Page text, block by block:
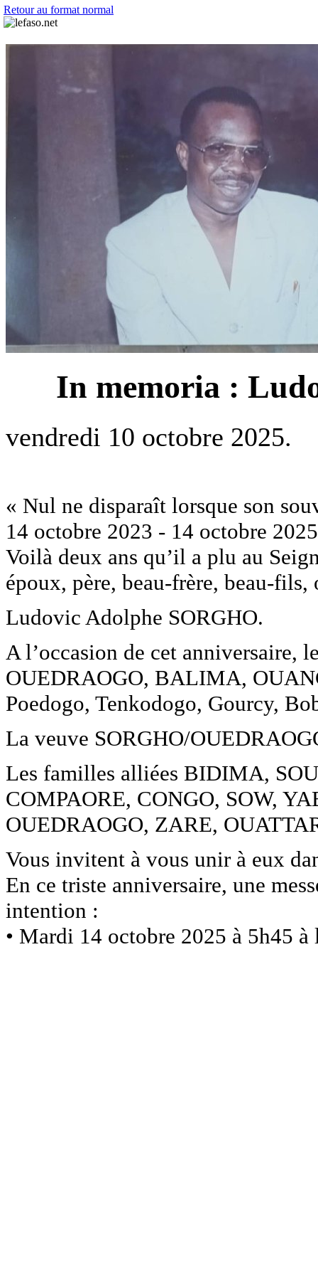
Retour au format normal
In memoria :
vendredi 10 octobre 2025.
« Nul ne disparaît lorsque son
14 octobre 2023 - 14 octobre 2025
Voilà deux ans qu’il a plu au
époux, père, beau-frère, beau-
Ludovic Adolphe SORGHO.
A l’occasion de cet anniversaire,
OUEDRAOGO, BALIMA,
Poedogo, Tenkodogo, Gourcy,
La veuve SORGHO/
Les familles alliées BIDIMA,
COMPAORE, CONGO, SOW,
OUEDRAOGO, ZARE,
Vous invitent à vous unir à eux
En ce triste anniversaire, une
intention :
• Mardi 14 octobre 2025 à 5h45